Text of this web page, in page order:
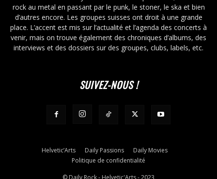
rock au metal en passant par le punk, le stoner, le ska et bien
d’autres encore. Les groupes suisses ont droit à une grande
place. L’accent est mis sur l’actualité et l’agenda des concerts à
venir, mais on trouve également des chroniques d’albums, des
interviews et des dossiers sur des groupes, clubs, labels, etc.
SUIVEZ-NOUS !
Helvetic’Arts Daily Passions
Daily Movies
Politique de confidentialité
© Daily Rock - Helvetic'Arts - 2023